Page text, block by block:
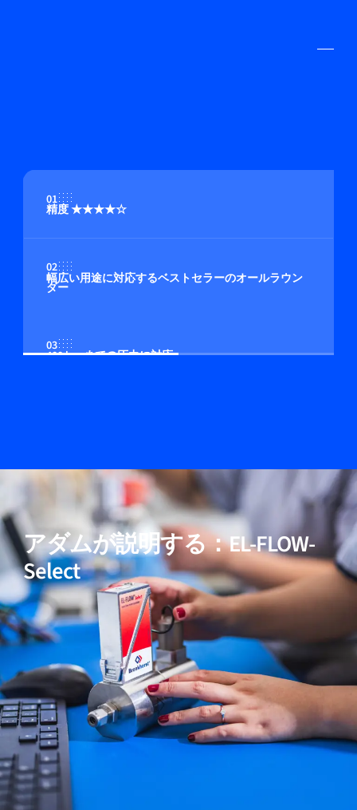
01
精度 ★★★★☆
02
幅広い用途に対応するベストセラーのオールラウン
ダー
03
400 bar までの圧力に対応
05
高純度および低ΔP用途向けモデルを含む
06
実証済みの性能
アダムが説明する：EL-FLOW-
Select